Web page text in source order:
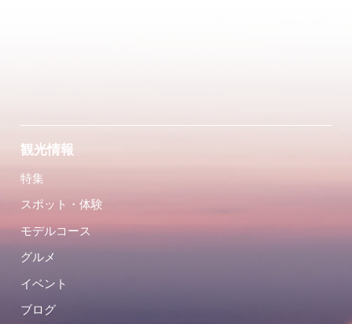
観光情報
特集
スポット・体験
モデルコース
グルメ
イベント
ブログ